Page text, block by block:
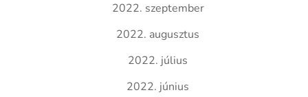
2022. szeptember
2022. augusztus
2022. július
2022. június